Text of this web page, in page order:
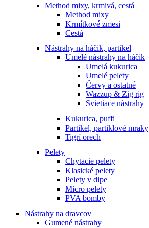
Method mixy, krmivá, cestá
Method mixy
Krmítkové zmesi
Cestá
Nástrahy na háčik, partikel
Umelé nástrahy na háčik
Umelá kukurica
Umelé pelety
Červy a ostatné
Wazzup & Zig rig
Svietiace nástrahy
Kukurica, puffi
Partikel, partiklové mraky
Tigrí orech
Pelety
Chytacie pelety
Klasické pelety
Pelety v dipe
Micro pelety
PVA bomby
Nástrahy na dravcov
Gumené nástrahy